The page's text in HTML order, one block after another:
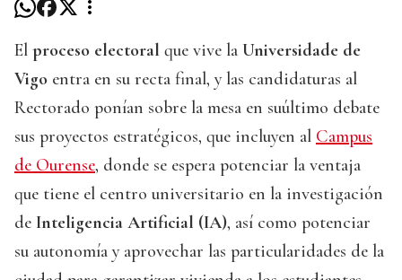
El proceso electoral que vive la Universidade de
Vigo entra en su recta final, y las candidaturas al
Rectorado ponían sobre la mesa en suúltimo debate
sus proyectos estratégicos, que incluyen al Campus
de Ourense, donde se espera potenciar la ventaja
que tiene el centro universitario en la investigación
de Inteligencia Artificial (IA), así como potenciar
su autonomía y aprovechar las particularidades de la